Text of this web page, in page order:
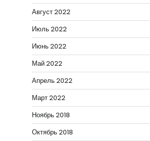
Август 2022
Июль 2022
Июнь 2022
Май 2022
Апрель 2022
Март 2022
Ноябрь 2018
Октябрь 2018